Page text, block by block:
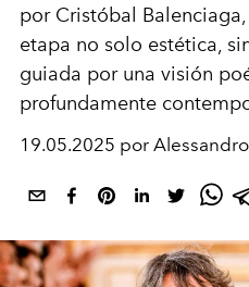
por Cristóbal Balenciaga,
etapa no solo estética,
guiada por una visión
profundamente
19.05.2025 por